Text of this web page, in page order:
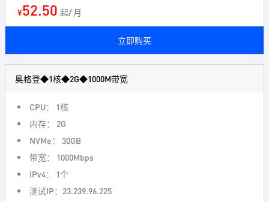
¥52.50 起/ 月
立即购买
奥格登◆1核◆2G◆1000M带宽
CPU： 1核
内存： 2G
NVMe： 30GB
带宽： 1000Mbps
IPv4： 1个
测试IP：23.239.96.225